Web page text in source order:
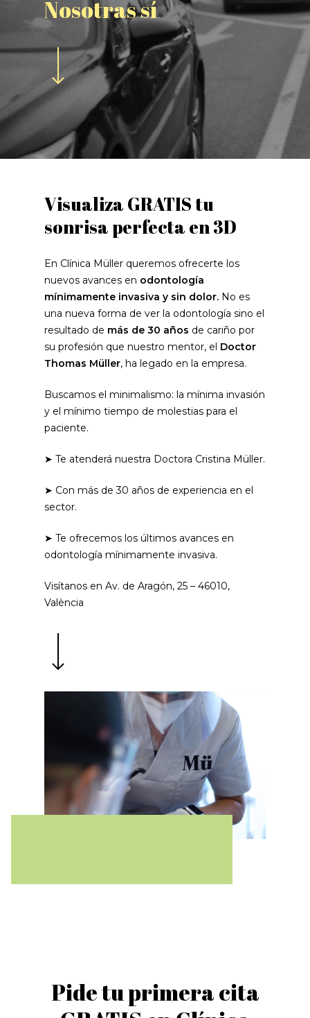
Nosotrassí
Visualiza GRATIS tu
sonrisa perfecta en 3D
En Clínica Müller queremos ofrecerte los
nuevos avances en odontología
mínimamente invasiva y sin dolor. No es
una nueva forma de ver la odontología sino el
resultado de más de 30 años de cariño por
su profesión que nuestro mentor, el Doctor
Thomas Müller, ha legado en la empresa.
Buscamos el minimalismo: la mínima invasión
y el mínimo tiempo de molestias para el
paciente.
➤ Te atenderá nuestra Doctora Cristina Müller.
➤ Con más de 30 años de experiencia en el
sector.
➤ Te ofrecemos los últimos avances en
odontología mínimamente invasiva.
Visítanos en Av. de Aragón, 25 – 46010,
València
Pide tu primera cita